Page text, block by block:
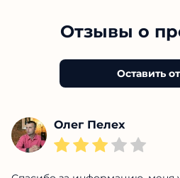
Отзывы о
Оставить
Олег Пелех